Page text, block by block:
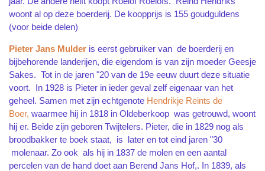
woont al op deze boerderij. De koopprijs is 155 goudguldens
(voor beide delen)
Pieter Jans Mulder is eerst gebruiker van de boerderij en
bijbehorende landerijen, die eigendom is van zijn moeder Geesje
Sakes. Tot in de jaren "20 van de 19e eeuw duurt deze situatie
voort. In 1928 is Pieter in ieder geval zelf eigenaar van het
geheel. Samen met zijn echtgenote Hendrikje Reints de
Boer, waarmee hij in 1818 in Oldeberkoop was getrouwd, woont
hij er. Beide zijn geboren Twijtelers. Pieter, die in 1829 nog als
broodbakker te boek staat, is later en tot eind jaren "30
molenaar. Zo ook als hij in 1837 de molen en een aantal
percelen van de hand doet aan Berend Jans Hof,. In 1839, als